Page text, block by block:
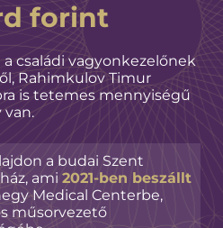
forint
családi vagyonkezelőnek
Rahimkulov Timur
is tetemes mennyiségű
van.
a budai Szent
ami 2021-ben beszállt
Medical Centerbe,
műsorvezető